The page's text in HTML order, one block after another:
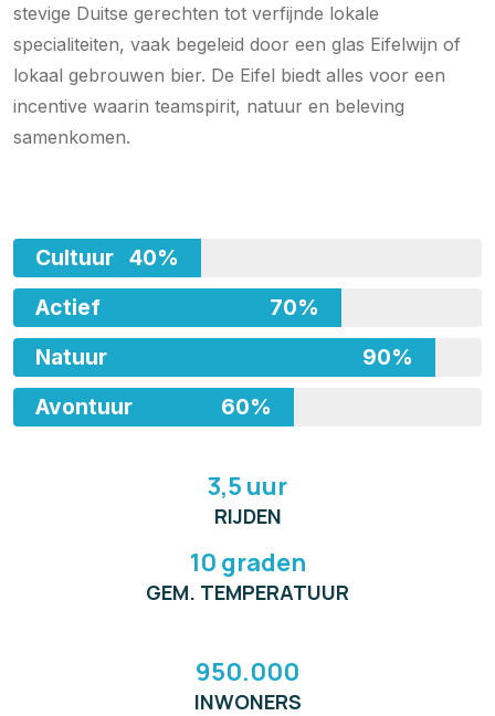
stevige Duitse gerechten tot verfijnde lokale
specialiteiten, vaak begeleid door een glas Eifelwijn of
lokaal gebrouwen bier. De Eifel biedt alles voor een
incentive waarin teamspirit, natuur en beleving
samenkomen.
Cultuur 40%
Actief
70%
Natuur
90%
Avontuur
60%
3,5 uur
RIJDEN
10 graden
GEM. TEMPERATUUR
950.000
INWONERS